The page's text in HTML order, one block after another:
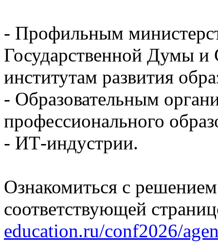
- Профильным
Государственной Думы
институтам развития
- Образовательным
профессионального
- ИТ-индустрии.
Ознакомиться с
соответствующей
education.ru/conf2026/